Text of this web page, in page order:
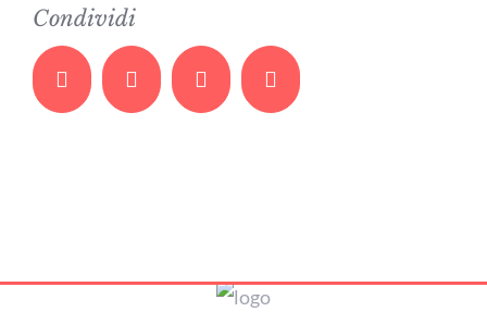
Condividi
Facebook Twitter Whatsapp Email